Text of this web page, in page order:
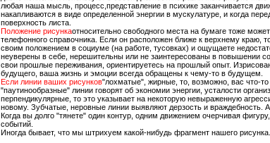
любая наша мысль, процесс,представление в психике заканчивается
накапливаются в виде определенной энергии в мускулатуре, и когда
поверхность листа.
Положение рисункаотносительно свободного места на бумаге тоже
телефонного справочника. Если он расположен ближе к верхнему
своим положением в социуме (на работе, тусовках) и ощущаете
неуверены в себе, нерешительны или не заинтересованы в повышении
свои прошлые переживания, ориентируетесь на прошлый опыт.
будущего, ваша жизнь и эмоции всегда обращены к чему-то в будущем.
Если линии ваших рисунков"лохматые", жирные, то, возможно, вас что-
"паутинообразные" линии говорят об экономии энергии, усталости
перпендикулярные, то это указывает на некоторую невыраженную
новому. Зубчатые, неровные линии выявляют дерзость и враждебность.
Когда вы долго "тянете" один контур, одним движением очерчивая
событий.
Иногда бывает, что мы штрихуем какой-нибудь фрагмент нашего